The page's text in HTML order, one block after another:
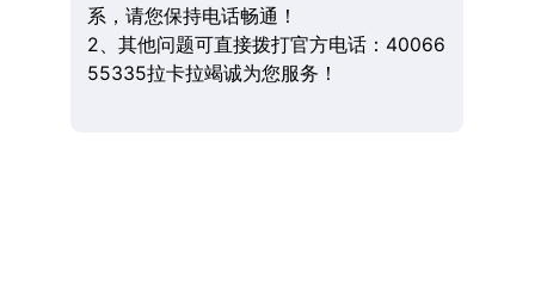
系，请您保持电话畅通！
2、其他问题可直接拨打官方电话：40066
55335拉卡拉竭诚为您服务！